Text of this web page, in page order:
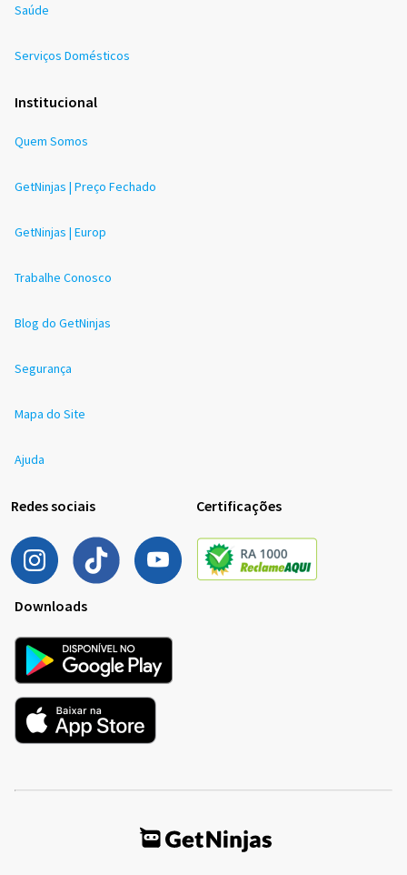
Saúde
Serviços Domésticos
Institucional
Quem Somos
GetNinjas | Preço Fechado
GetNinjas | Europ
Trabalhe Conosco
Blog do GetNinjas
Segurança
Mapa do Site
Ajuda
Redes sociais Certificações
Downloads